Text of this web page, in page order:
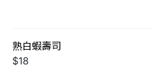
熟白蝦壽司
$18